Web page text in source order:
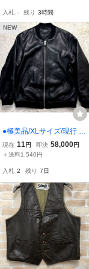
羊革 黒 ブラック レザー
ジャケット
入札 - 残り 3時間
NEW
●極美品/XLサイズ/現行 S
CHOTT ショット バワリ
ー MA-1 レザージャケッ
ブラック 羊革 ラムレザー
ライダース
現在 11 円 即決 58,000円
＋送料1,540円
入札 2 残り 7日